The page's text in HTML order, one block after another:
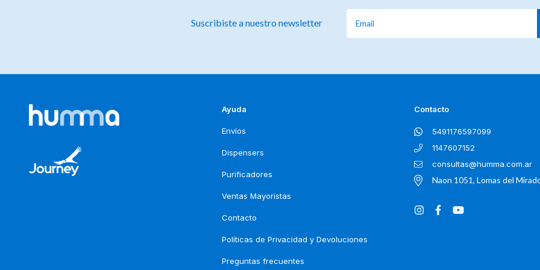
Suscribiste a nuestro newsletter
Ayuda
Envíos
Dispensers
Purificadores
Ventas Mayoristas
Contacto
Políticas de Privacidad y Devoluciones
Preguntas frecuentes
Contacto
5491176597099
1147607152
consultas@humma.com.ar
Naon 1051, Lomas del